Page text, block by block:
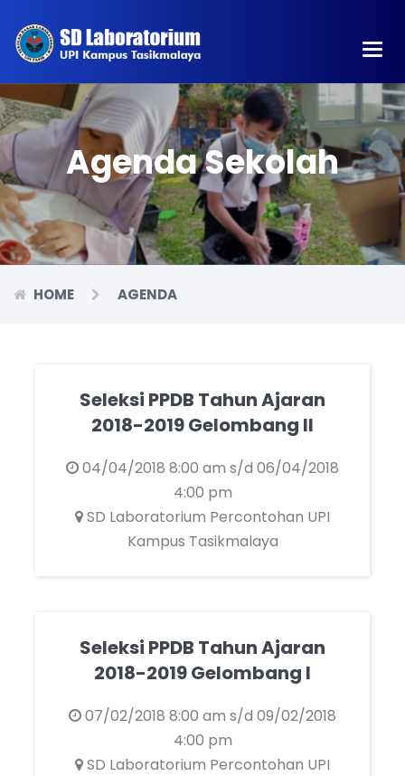
Main
Agenda Sekolah
HOME AGENDA
Seleksi PPDB Tahun Ajaran
2018-2019 Gelombang II
04/04/2018 8:00 am s/d 06/04/2018
4:00 pm
SD Laboratorium Percontohan UPI
Kampus Tasikmalaya
Seleksi PPDB Tahun Ajaran
2018-2019 Gelombang I
07/02/2018 8:00 am s/d 09/02/2018
4:00 pm
SD Laboratorium Percontohan UPI